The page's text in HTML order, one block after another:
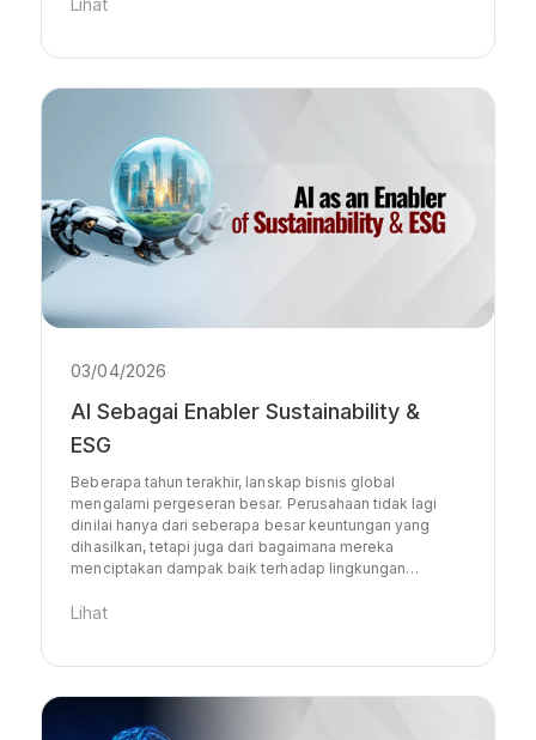
Lihat
03/04/2026
AI Sebagai Enabler Sustainability &
ESG
Beberapa tahun terakhir, lanskap bisnis global
mengalami pergeseran besar. Perusahaan tidak lagi
dinilai hanya dari seberapa besar keuntungan yang
dihasilkan, tetapi juga dari bagaimana mereka
menciptakan dampak baik terhadap lingkungan…
Lihat